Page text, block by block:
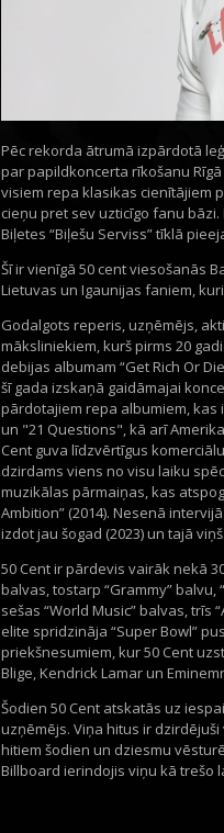
Pēc rekorda ātrumā izpārdotā
par papildkoncerta rīkošanu
visiem repa klasikas cienītājiem
cieņu pret sev uzticīgo fanu
Biļetes “Biļešu Serviss” tīklā
Šī ir vienīgā 50 cent viesošanās
Lietuvas un Igaunijas faniem,
Godalgots reperis, uzņēmējs,
māksliniekiem, kurš pirms 20
debijas albumam “Get Rich Or
šī gada izskaņā gaidāmajai
pārdotajiem repa albumiem, kas
un "21 Questions", kā arī
Cent guva līdzvērtīgus
dzirdams viens no visu laiku
muzikālas pārmaiņas, kas
Ambition” (2014). Nesenā
izdot jau šogad (2023) un tajā
50 Cent ir pārdevis vairāk nekā
balvas, tostarp “Grammy” balvu,
sešas “World Music” balvas, trīs
elite spridzināja “Super Bowl”
priekšnesumiem, kur 50 Cent
Blige, Kendrick Lamar un
Šodien 50 Cent atskatās uz
uzņēmējs. Viņa hitus ir
hitiem šodien un dziesmu
Billboard ierindojis viņu kā trešo